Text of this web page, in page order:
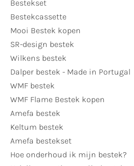
Bestekset
Bestekcassette
Mooi Bestek kopen
SR-design bestek
Wilkens bestek
Dalper bestek - Made in Portugal
WMF bestek
WMF Flame Bestek kopen
Amefa bestek
Keltum bestek
Amefa bestekset
Hoe onderhoud ik mijn bestek?